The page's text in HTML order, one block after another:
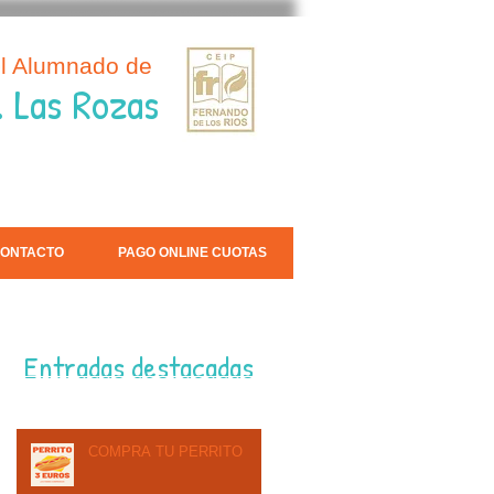
Alumnado de
Rozas
PAGO ONLINE CUOTAS
Entradas destacadas
COMPRA TU PERRITO